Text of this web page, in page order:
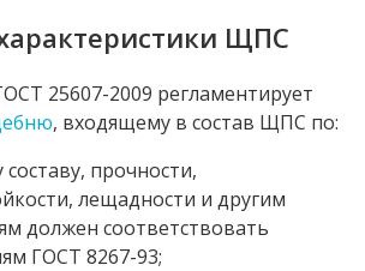
ЩПС
25607-2009 регламентирует
, входящему в состав ЩПС по:
прочности,
лещадности и другим
должен соответствовать
ГОСТ 8267-93;